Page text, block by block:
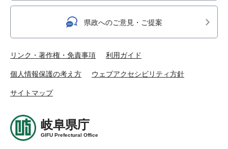
県政へのご意見・ご提案
リンク・著作権・免責事項 利用ガイド
個人情報保護の考え方 ウェブアクセシビリティ方針
サイトマップ
岐阜県庁
GIFU Prefectural Office